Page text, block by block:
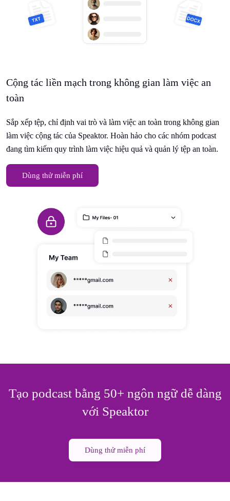
Cộng tác liền mạch trong không gian làm việc an
toàn
Sắp xếp tệp, chỉ định vai trò và làm việc an toàn trong không gian
làm việc cộng tác của Speaktor. Hoàn hảo cho các nhóm podcast
đang tìm kiếm quy trình làm việc hiệu quả và quản lý tệp an toàn.
Dùng thử miễn phí
Tạo podcast bằng 50+ ngôn ngữ dễ dàng
với Speaktor
Dùng thử miễn phí